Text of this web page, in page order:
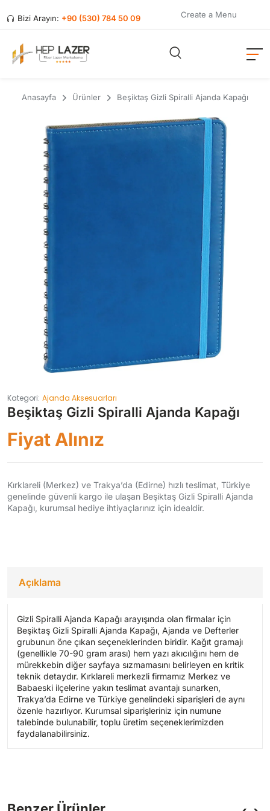
Bizi Arayın: +90 (530) 784 50 09 Create a Menu
Anasayfa Ürünler Beşiktaş Gizli Spiralli Ajanda Kapağı
Kategori: Ajanda Aksesuarları
Beşiktaş Gizli Spiralli Ajanda Kapağı
Fiyat Alınız
Kırklareli (Merkez) ve Trakya’da (Edirne) hızlı teslimat, Türkiye
genelinde güvenli kargo ile ulaşan Beşiktaş Gizli Spiralli Ajanda
Kapağı, kurumsal hediye ihtiyaçlarınız için idealdir.
Açıklama
Gizli Spiralli Ajanda Kapağı arayışında olan firmalar için
Beşiktaş Gizli Spiralli Ajanda Kapağı, Ajanda ve Defterler
grubunun öne çıkan seçeneklerinden biridir. Kağıt gramajı
(genellikle 70-90 gram arası) hem yazı akıcılığını hem de
mürekkebin diğer sayfaya sızmamasını belirleyen en kritik
teknik detaydır. Kırklareli merkezli firmamız Merkez ve
Babaeski ilçelerine yakın teslimat avantajı sunarken,
Trakya’da Edirne ve Türkiye genelindeki siparişleri de aynı
özenle hazırlıyor. Kurumsal siparişleriniz için numune
talebinde bulunabilir, toplu üretim seçeneklerimizden
faydalanabilirsiniz.